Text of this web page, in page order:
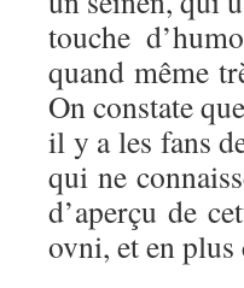
touche
quand même
On constate
il y a les fans
qui ne
d’aperçu de
ovni, et en